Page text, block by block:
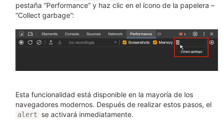
pestaña “Performance” y haz clic en el ícono de la papelera –
“Collect garbage”:
Esta funcionalidad está disponible en la mayoría de los
navegadores modernos. Después de realizar estos pasos, el
alert se activará inmediatamente.